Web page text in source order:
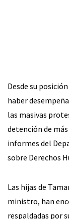
Desde su
haber
las masivas
detención de
informes del
sobre Derechos
Las hijas de
ministro, han
respaldadas por